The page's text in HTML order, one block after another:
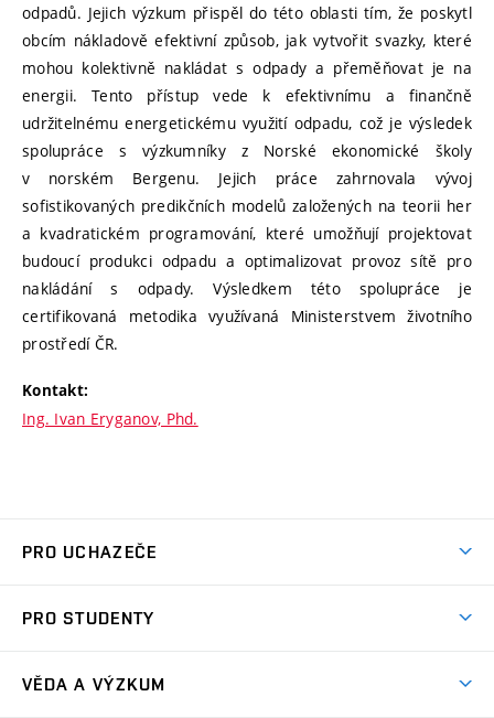
odpadů. Jejich výzkum přispěl do této oblasti tím, že poskytl
obcím nákladově efektivní způsob, jak vytvořit svazky, které
mohou kolektivně nakládat s odpady a přeměňovat je na
energii. Tento přístup vede k efektivnímu a finančně
udržitelnému energetickému využití odpadu, což je výsledek
spolupráce s výzkumníky z Norské ekonomické školy
v norském Bergenu. Jejich práce zahrnovala vývoj
sofistikovaných predikčních modelů založených na teorii her
a kvadratickém programování, které umožňují projektovat
budoucí produkci odpadu a optimalizovat provoz sítě pro
nakládání s odpady. Výsledkem této spolupráce je
certifikovaná metodika využívaná Ministerstvem životního
prostředí ČR.
Kontakt:
Ing. Ivan Eryganov, Phd.
PRO UCHAZEČE
Ambasadoři studia
PRO STUDENTY
VĚDA A VÝZKUM